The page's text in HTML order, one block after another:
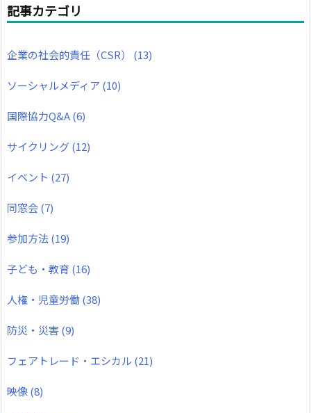
記事カテゴリ
企業の社会的責任（CSR） (13)
ソーシャルメディア (10)
国際協力Q&A(6)
サイクリング(12)
イベント (27)
同窓会(7)
参加方法(19)
子ども・教育 (16)
人権・児童労働(38)
防災・災害(9)
フェアトレード・エシカル (21)
映像(8)